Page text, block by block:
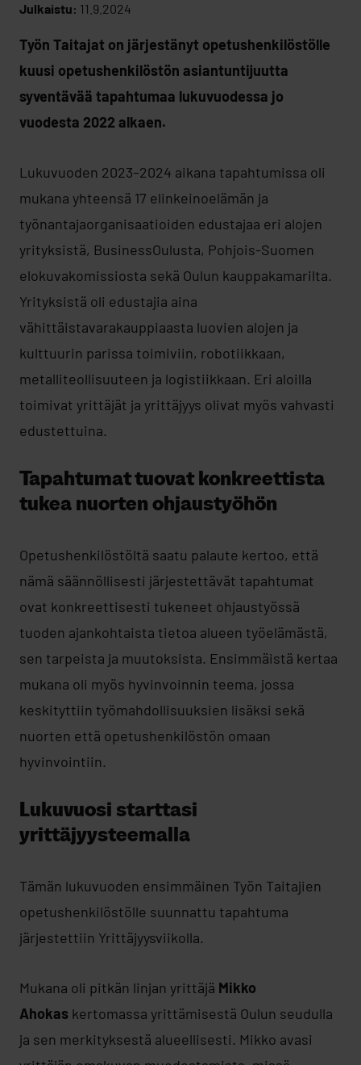
Julkaistu: 11.9.2024
Työn Taitajat on järjestänyt opetushenkilöstölle
kuusi opetushenkilöstön asiantuntijuutta
syventävää tapahtumaa lukuvuodessa jo
vuodesta 2022 alkaen.
Lukuvuoden 2023–2024 aikana tapahtumissa oli
mukana yhteensä 17 elinkeinoelämän ja
työnantajaorganisaatioiden edustajaa eri alojen
yrityksistä, BusinessOulusta, Pohjois-Suomen
elokuvakomissiosta sekä Oulun kauppakamarilta.
Yrityksistä oli edustajia aina
vähittäistavarakauppiaasta luovien alojen ja
kulttuurin parissa toimiviin, robotiikkaan,
metalliteollisuuteen ja logistiikkaan. Eri aloilla
toimivat yrittäjät ja yrittäjyys olivat myös vahvasti
edustettuina.
Tapahtumat tuovat konkreettista
tukea nuorten ohjaustyöhön
Opetushenkilöstöltä saatu palaute kertoo, että
nämä säännöllisesti järjestettävät tapahtumat
ovat konkreettisesti tukeneet ohjaustyössä
tuoden ajankohtaista tietoa alueen työelämästä,
sen tarpeista ja muutoksista. Ensimmäistä kertaa
mukana oli myös hyvinvoinnin teema, jossa
keskityttiin työmahdollisuuksien lisäksi sekä
nuorten että opetushenkilöstön omaan
hyvinvointiin.
Lukuvuosi starttasi
yrittäjyysteemalla
Tämän lukuvuoden ensimmäinen Työn Taitajien
opetushenkilöstölle suunnattu tapahtuma
järjestettiin Yrittäjyysviikolla.
Mukana oli pitkän linjan yrittäjä Mikko
Ahokas kertomassa yrittämisestä Oulun seudulla
ja sen merkityksestä alueellisesti. Mikko avasi